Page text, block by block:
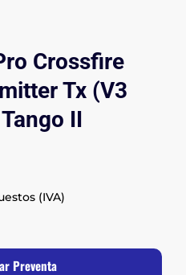
Crossfire
Tx (V3
II
(IVA)
Preventa